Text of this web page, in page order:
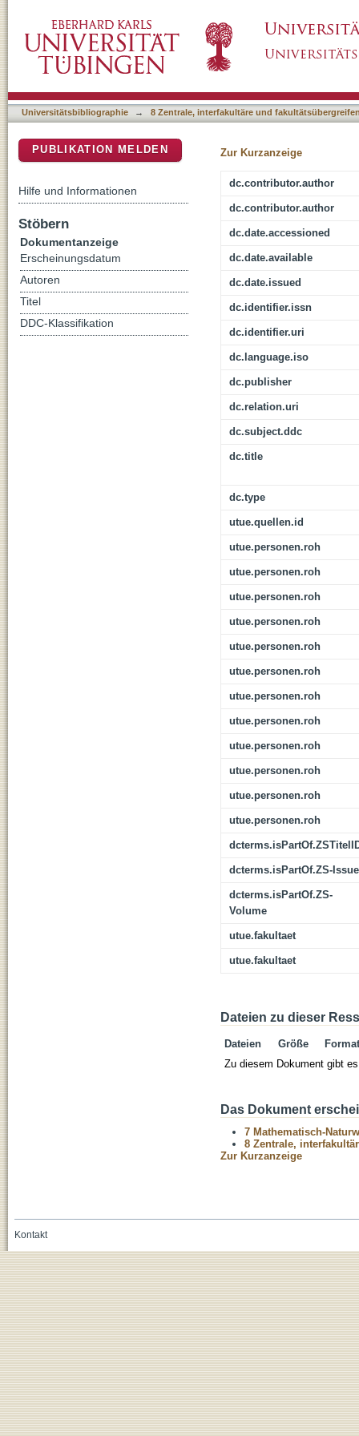
Universitätsbibliographie → 8 Zentrale, interfakultäre und
Zur Kurzanzeige
dc.contributor.author
dc.contributor.author
dc.date.accessioned
dc.date.available
dc.date.issued
dc.identifier.issn
dc.identifier.uri
dc.language.iso
dc.publisher
dc.relation.uri
dc.subject.ddc
dc.title
dc.type
utue.quellen.id
utue.personen.roh
utue.personen.roh
utue.personen.roh
utue.personen.roh
utue.personen.roh
utue.personen.roh
utue.personen.roh
utue.personen.roh
utue.personen.roh
utue.personen.roh
utue.personen.roh
utue.personen.roh
dcterms.isPartOf.ZS-Issue
dcterms.isPartOf.ZS-
Volume
utue.fakultaet
utue.fakultaet
Dateien zu dieser
Dateien Größe
Format
Zu diesem Dokument gibt
Das Dokument
7 Mathematisch-
8 Zentrale,
Zur Kurzanzeige
PUBLIKATION MELDEN
Hilfe und Informationen
Stöbern
Dokumentanzeige
Erscheinungsdatum
Autoren
Titel
DDC-Klassifikation
Kontakt